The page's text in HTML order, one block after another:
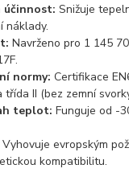
účinnost: Snižuje
náklady.
Navrženo pro 1 145
normy: Certifikace
třída II (bez zemní
teplot: Funguje od -
Vyhovuje evropským
kompatibilitu.